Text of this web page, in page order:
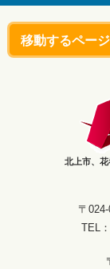
北上市、
〒
TEL